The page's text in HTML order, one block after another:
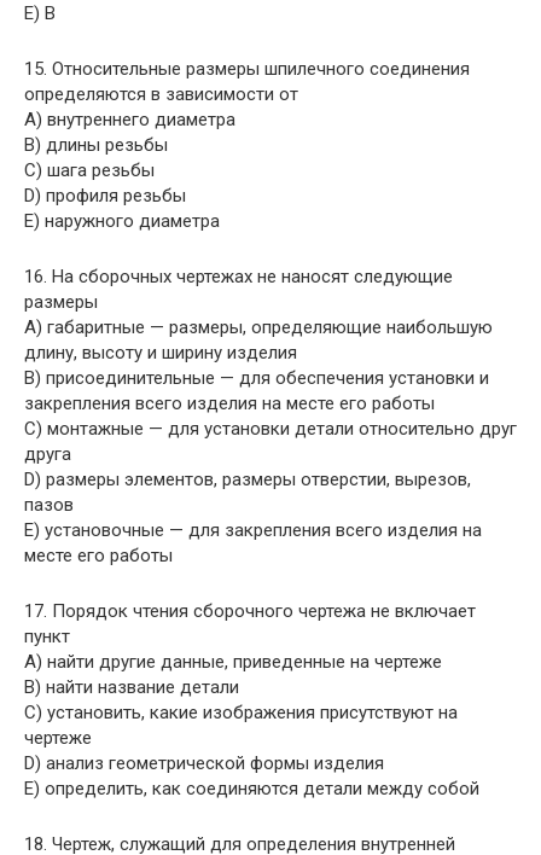
E) B
15. Относительные размеры шпилечного соединения
определяются в зависимости от
A) внутреннего диаметра
B) длины резьбы
C) шага резьбы
D) профиля резьбы
E) наружного диаметра
16. На сборочных чертежах не наносят следующие
размеры
A) габаритные — размеры, определяющие наибольшую
длину, высоту и ширину изделия
B) присоединительные — для обеспечения установки и
закрепления всего изделия на месте его работы
C) монтажные — для установки детали относительно друг
друга
D) размеры элементов, размеры отверстии, вырезов,
пазов
E) установочные — для закрепления всего изделия на
месте его работы
17. Порядок чтения сборочного чертежа не включает
пункт
A) найти другие данные, приведенные на чертеже
B) найти название детали
C) установить, какие изображения присутствуют на
чертеже
D) анализ геометрической формы изделия
E) определить, как соединяются детали между собой
18. Чертеж, служащий для определения внутренней